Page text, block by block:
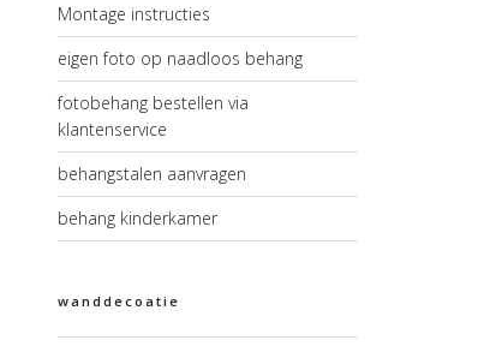
Montage instructies
eigen foto op naadloos behang
fotobehang bestellen via
klantenservice
behangstalen aanvragen
behang kinderkamer
wanddecoatie